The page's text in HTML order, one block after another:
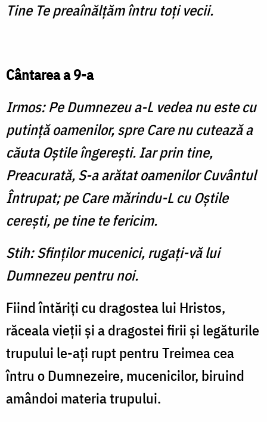
Tine Te preaînălţăm întru toţi vecii.
Cântarea a 9-a
Irmos: Pe Dumnezeu a-L vedea nu este cu
putinţă oamenilor, spre Care nu cutează a
căuta Oştile îngereşti. Iar prin tine,
Preacurată, S-a arătat oamenilor Cuvântul
Întrupat; pe Care mărindu-L cu Oştile
cereşti, pe tine te fericim.
Stih: Sfinţilor mucenici, rugaţi-vă lui
Dumnezeu pentru noi.
Fiind întăriţi cu dragostea lui Hristos,
răceala vieţii şi a dragostei firii şi legăturile
trupului le-aţi rupt pentru Treimea cea
întru o Dumnezeire, mucenicilor, biruind
amândoi materia trupului.